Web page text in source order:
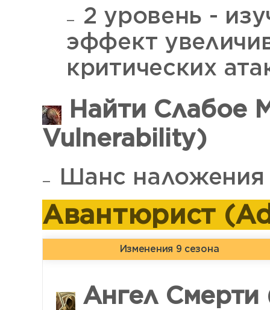
2 уровень -
эффект
критических
Найти Слабое
Vulnerability)
Шанс наложения
Авантюрист
Изменения 9 сезона
Ангел